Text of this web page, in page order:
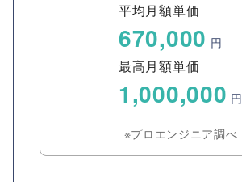
平均月額単価
670,000 円
最高月額単価
1,000,000 円
※プロエンジニア調べ